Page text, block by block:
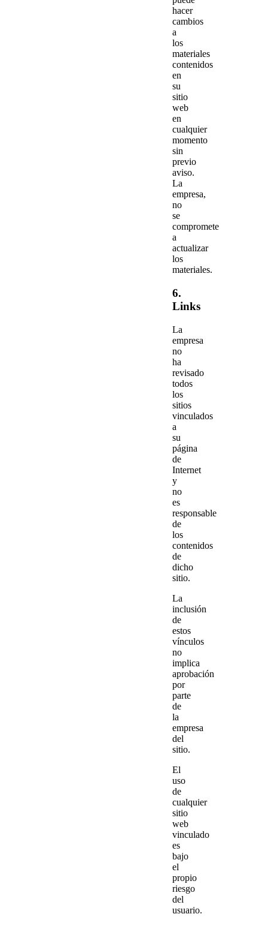
hacer
cambios
a
los
materiales
contenidos
en
su
sitio
web
en
cualquier
momento
sin
previo
aviso.
La
empresa,
no
se
compromete
a
actualizar
los
materiales.
6.
Links
La
empresa
no
ha
revisado
todos
los
sitios
vinculados
a
su
página
de
Internet
y
no
es
responsable
de
los
contenidos
de
dicho
sitio.
La
inclusión
de
estos
vínculos
no
implica
aprobación
por
parte
de
la
empresa
del
sitio.
El
uso
de
cualquier
sitio
web
vinculado
es
bajo
el
propio
riesgo
del
usuario.